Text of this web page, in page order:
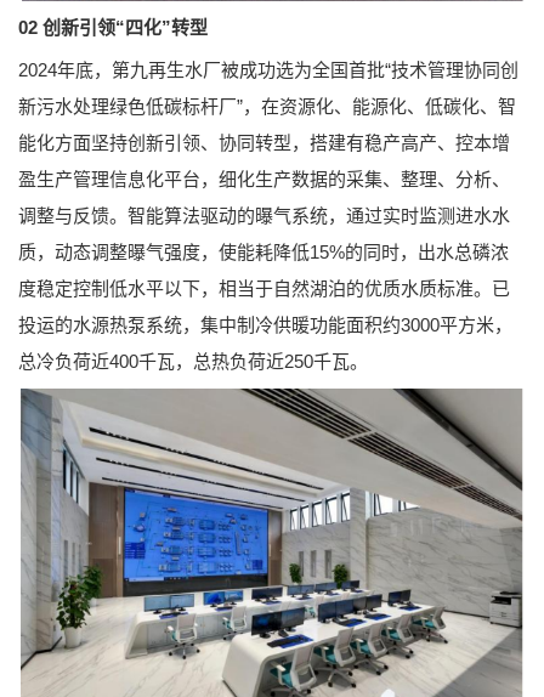
02 创新引领“四化”转型
2024年底，第九再生水厂被成功选为全国首批“技术管理协同创
新污水处理绿色低碳标杆厂”，在资源化、能源化、低碳化、智
能化方面坚持创新引领、协同转型，搭建有稳产高产、控本增
盈生产管理信息化平台，细化生产数据的采集、整理、分析、
调整与反馈。智能算法驱动的曝气系统，通过实时监测进水水
质，动态调整曝气强度，使能耗降低15%的同时，出水总磷浓
度稳定控制低水平以下，相当于自然湖泊的优质水质标准。已
投运的水源热泵系统，集中制冷供暖功能面积约3000平方米，
总冷负荷近400千瓦，总热负荷近250千瓦。